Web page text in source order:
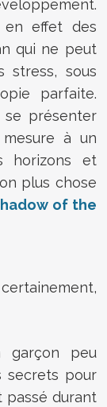
en effet des
qui ne peut
stress, sous
parfaite.
se présenter
à un
horizons et
plus chose
of the
garçon peu
secrets pour
passé durant